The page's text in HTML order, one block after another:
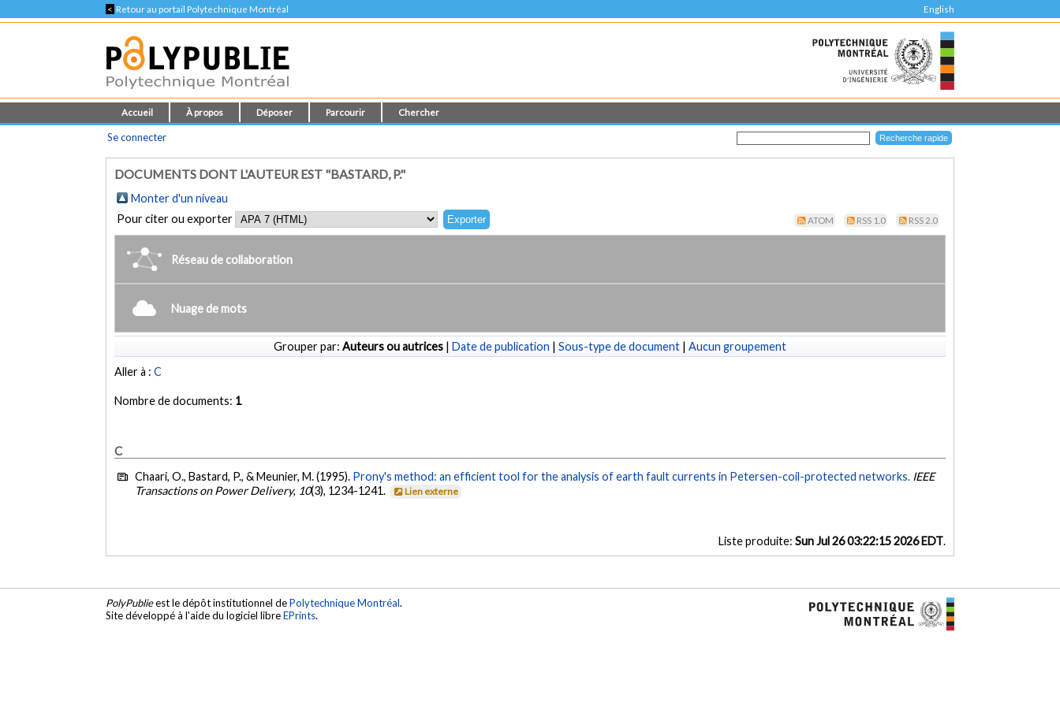
< Retour au portail Polytechnique Montréal English
Accueil À propos Déposer Parcourir Chercher
Se connecter
DOCUMENTS DONT L'AUTEUR EST "BASTARD, P."
Monter d'un niveau
Pour citer ou exporter
ATOM RSS 1.0 RSS 2.0
Réseau de collaboration
Nuage de mots
Grouper par: Auteurs ou autrices | Date de publication | Sous-type de document | Aucun groupement
Aller à :C
Nombre de documents: 1
C
Chaari, O., Bastard, P., & Meunier, M. (1995). Prony's method: an efficient tool for the analysis of earth fault currents in Petersen-coil-protected networks. IEEE
Transactions on Power Delivery, 10(3), 1234-1241. Lien externe
Liste produite: Sun Jul 26 03:22:15 2026 EDT.
PolyPublieest le dépôt institutionnel dePolytechnique Montréal.
Site développé à l'aide du logiciel libreEPrints.